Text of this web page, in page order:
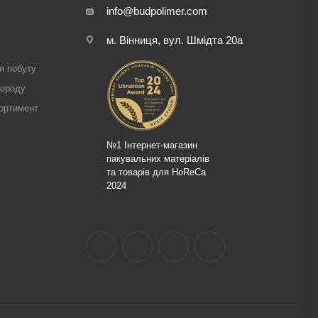
побуту
info@budpolimer.com
м. Вінниця, вул. Шмідта 20а
№1 Інтернет-магазин
пакувальних матеріалів
та товарів для HoReCa
2024